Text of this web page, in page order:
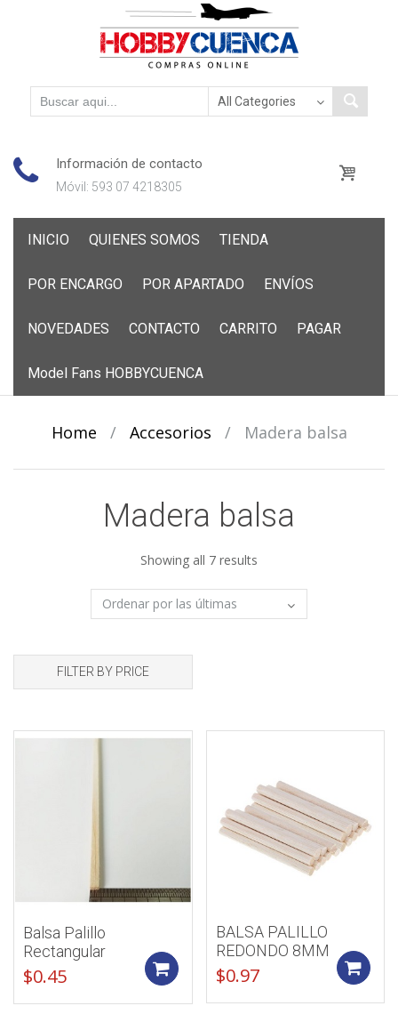
Información de contacto
Móvil: 593 07 4218305
INICIO QUIENES SOMOS TIENDA
POR ENCARGO POR APARTADO ENVÍOS
NOVEDADES CONTACTO CARRITO PAGAR
Model Fans HOBBYCUENCA
Home / Accesorios / Madera balsa
Madera balsa
Showing all 7 results
by
latest
FILTER BY PRICE
Balsa Palillo
Rectangular
$0.45 Add to cart
BALSA PALILLO
REDONDO 8MM
$0.97